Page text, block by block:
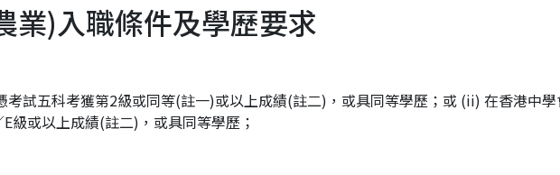
業)入職條件及學歷要求
考試五科考獲第2級或同等(註一)或以上成績(註二)，或具同等學歷；或 (ii) 在香港中
級或以上成績(註二)，或具同等學歷；